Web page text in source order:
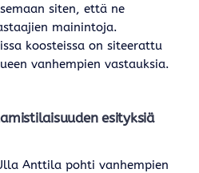
siten, että ne
mainintoja.
koosteissa on siteerattu
vanhempien vastauksia.
esityksiä
Anttila pohti vanhempien